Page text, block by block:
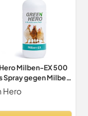
Milben-EX 500
Spray gegen Milben
& Geflügel,
Stopp, Anti
Hero